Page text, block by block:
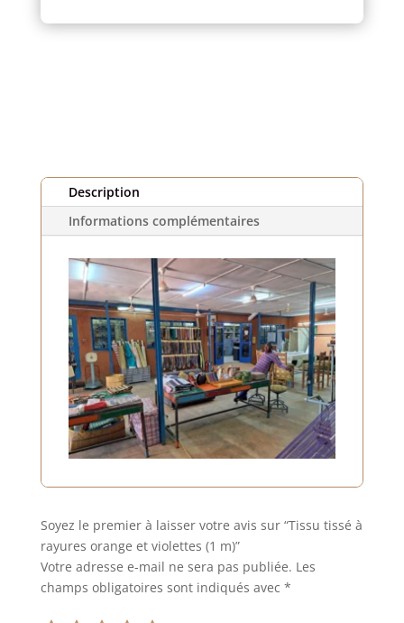
Description
Informations complémentaires
Soyez le premier à laisser votre avis sur “Tissu tissé à
rayures orange et violettes (1 m)”
Votre adresse e-mail ne sera pas publiée. Les
champs obligatoires sont indiqués avec *